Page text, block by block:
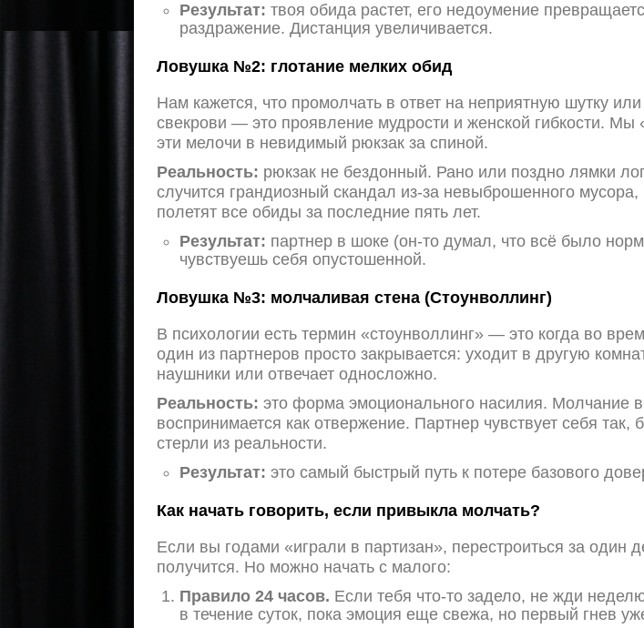
Результат: твоя обида растет, его недоумение
раздражение. Дистанция увеличивается.
Ловушка №2: глотание мелких обид
Нам кажется, что промолчать в ответ на неприятную шутку
свекрови — это проявление мудрости и женской гибкости. Мы
эти мелочи в невидимый рюкзак за спиной.
Реальность: рюкзак не бездонный. Рано или поздно лямки
случится грандиозный скандал из-за невыброшенного мусора,
полетят все обиды за последние пять лет.
Результат: партнер в шоке (он-то думал, что всё было
чувствуешь себя опустошенной.
Ловушка №3: молчаливая стена (Стоунволлинг)
В психологии есть термин «стоунволлинг» — это когда во
один из партнеров просто закрывается: уходит в другую
наушники или отвечает односложно.
Реальность: это форма эмоционального насилия. Молчание
воспринимается как отвержение. Партнер чувствует себя так,
стерли из реальности.
Результат: это самый быстрый путь к потере базового
Как начать говорить, если привыкла молчать?
Если вы годами «играли в партизан», перестроиться за один
получится. Но можно начать с малого:
Правило 24 часов. Если тебя что-то задело, не жди
в течение суток, пока эмоция еще свежа, но первый гнев